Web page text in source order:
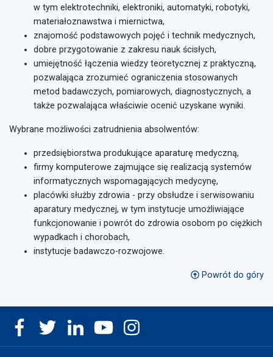
w tym elektrotechniki, elektroniki, automatyki, robotyki,
materiałoznawstwa i miernictwa,
znajomość podstawowych pojęć i technik medycznych,
dobre przygotowanie z zakresu nauk ścisłych,
umiejętność łączenia wiedzy teoretycznej z praktyczną,
pozwalająca zrozumieć ograniczenia stosowanych
metod badawczych, pomiarowych, diagnostycznych, a
także pozwalająca właściwie ocenić uzyskane wyniki.
Wybrane możliwości zatrudnienia absolwentów:
przedsiębiorstwa produkujące aparaturę medyczną,
firmy komputerowe zajmujące się realizacją systemów
informatycznych wspomagających medycynę,
placówki służby zdrowia - przy obsłudze i serwisowaniu
aparatury medycznej, w tym instytucje umożliwiające
funkcjonowanie i powrót do zdrowia osobom po ciężkich
wypadkach i chorobach,
instytucje badawczo-rozwojowe.
Powrót do góry